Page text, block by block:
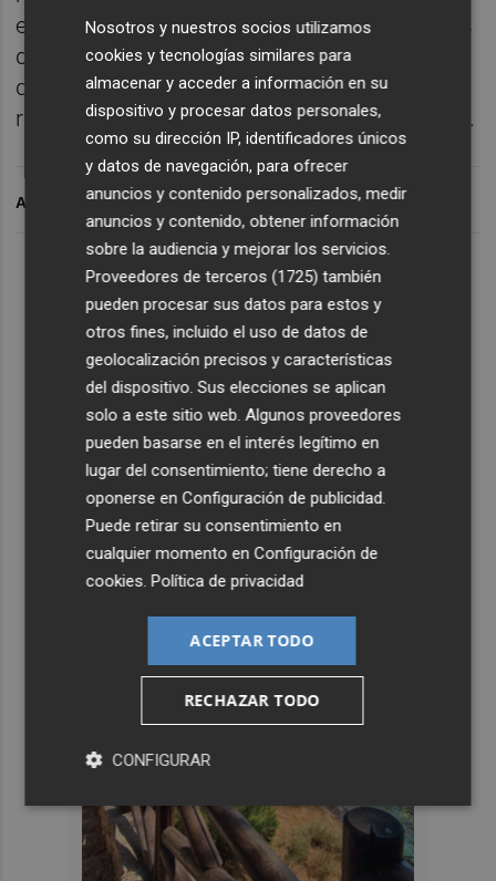
extinción y se están investigando las causas
del fuego. Prácticamente todos los
desalojados, en torno a un millar, han
regresado a sus hogares de forma paulatina.
ARCHIVADO EN
Nosotros y nuestros socios utilizamos
cookies y tecnologías similares para
almacenar y acceder a información en su
dispositivo y procesar datos personales,
como su dirección IP, identificadores únicos
y datos de navegación, para ofrecer
anuncios y contenido personalizados, medir
anuncios y contenido, obtener información
sobre la audiencia y mejorar los servicios.
Proveedores de terceros (1725) también
pueden procesar sus datos para estos y
otros fines, incluido el uso de datos de
geolocalización precisos y características
del dispositivo. Sus elecciones se aplican
solo a este sitio web. Algunos proveedores
pueden basarse en el interés legítimo en
lugar del consentimiento; tiene derecho a
oponerse enConfiguración de publicidad.
Puede retirar su consentimiento en
cualquier momento enConfiguración de
cookies.Política de privacidad
ACEPTAR TODO
RECHAZAR TODO
CONFIGURAR